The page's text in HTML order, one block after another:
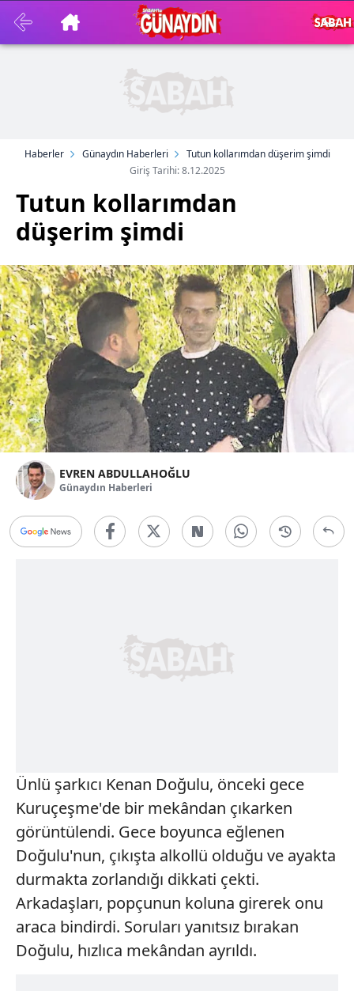
Haberler Günaydın Haberleri
Tutun kollarımdan düşerim şimdi
Giriş Tarihi: 8.12.2025
Tutun kollarımdan
düşerim şimdi
EVREN ABDULLAHOĞLU
Günaydın Haberleri
Ünlü şarkıcı Kenan Doğulu, önceki gece
Kuruçeşme'de bir mekândan çıkarken
görüntülendi. Gece boyunca eğlenen
Doğulu'nun, çıkışta alkollü olduğu ve ayakta
durmakta zorlandığı dikkati çekti.
Arkadaşları, popçunun koluna girerek onu
araca bindirdi. Soruları yanıtsız bırakan
Doğulu, hızlıca mekândan ayrıldı.